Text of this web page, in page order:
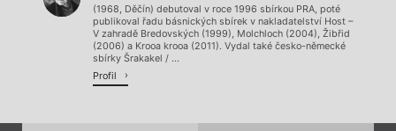
(1968, Děčín) debutoval v roce 1996 sbírkou PRA, poté
publikoval řadu básnických sbírek v nakladatelství Host –
V zahradě Bredovských (1999), Molchloch (2004), Žibřid
(2006) a Krooa krooa (2011). Vydal také česko-německé
sbírky Šrakakel / ...
Profil